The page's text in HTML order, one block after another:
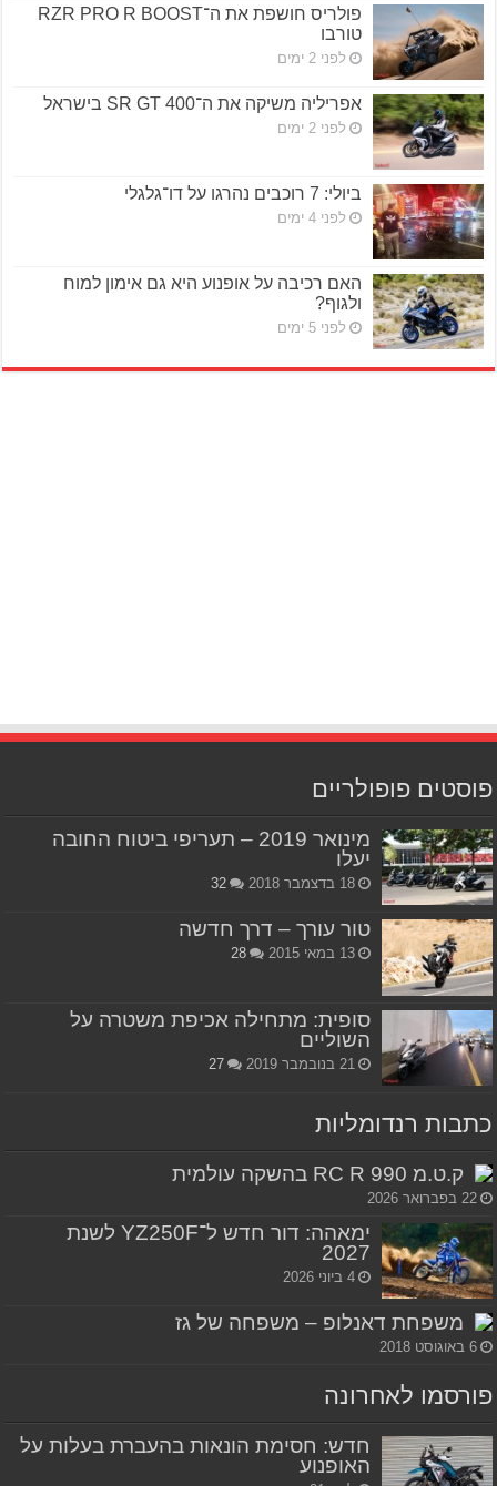
פולריס חושפת את ה־RZR PRO R BOOST
טורבו
לפני 2 ימים
אפריליה משיקה את ה־SR GT 400 בישראל
לפני 2 ימים
ביולי: 7 רוכבים נהרגו על דו־גלגלי
לפני 4 ימים
האם רכיבה על אופנוע היא גם אימון למוח
ולגוף?
לפני 5 ימים
פוסטים פופולריים
מינואר 2019 – תעריפי ביטוח החובה
יעלו
18 בדצמבר 2018 32
טור עורך – דרך חדשה
13 במאי 2015 28
סופית: מתחילה אכיפת משטרה על
השוליים
21 בנובמבר 2019 27
כתבות רנדומליות
ק.ט.מ 990 RC R בהשקה עולמית
22 בפברואר 2026
ימאהה: דור חדש ל־YZ250F לשנת
2027
4 ביוני 2026
משפחת דאנלופ – משפחה של גז
6 באוגוסט 2018
פורסמו לאחרונה
חדש: חסימת הונאות בהעברת בעלות על
האופנוע